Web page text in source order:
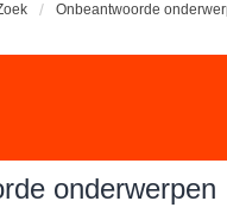
Onbeantwoorde
onderwerpen